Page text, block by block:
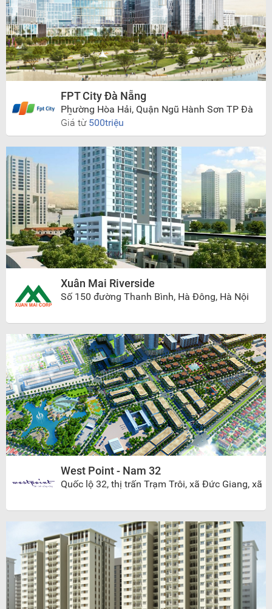
FPT City Đà Nẵng
Phường Hòa Hải, Quận Ngũ Hành Sơn TP Đà
Nẵng
Giá từ 500triệu
Xuân Mai Riverside
Số 150 đường Thanh Bình, Hà Đông, Hà Nội
West Point - Nam 32
Quốc lộ 32, thị trấn Trạm Trôi, xã Đức Giang, xã